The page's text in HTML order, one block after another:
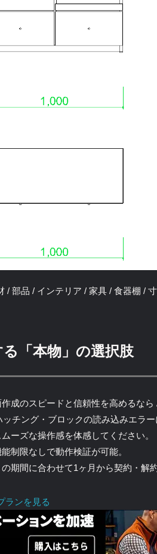
/ 部品 / インテリア / 家具 / 食器棚 /
「本物」の選択肢
成のスピードと信頼性を高めるな
チング・ブロックの読み込みエラ
ーズな操作感を体感してください。
制限なしで動作検証が可能。
期間に合わせて1ヶ月から契約・解約
ランを見る